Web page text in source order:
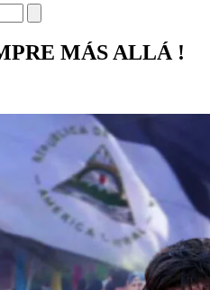
MÁS ALLÁ !